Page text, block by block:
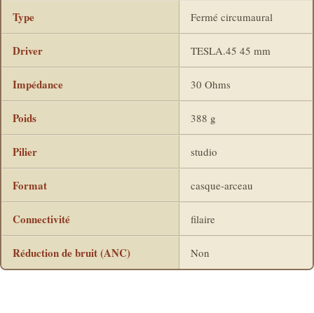
Type Fermé circumaural
Driver TESLA.45 45 mm
Impédance 30 Ohms
Poids 388 g
Pilier studio
Format casque-arceau
Connectivité filaire
Réduction de bruit (ANC) Non